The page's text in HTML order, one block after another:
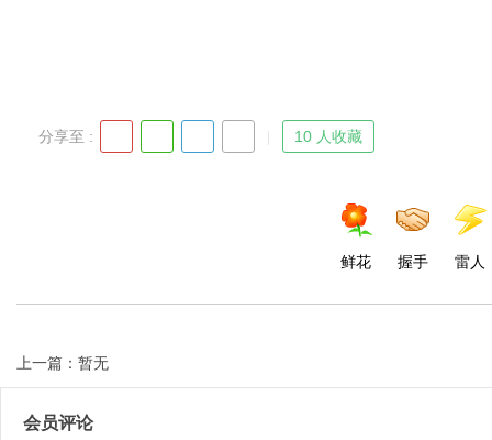
分享至 : 10 人收藏
鲜花 握手 雷人
上一篇：暂无
会员评论